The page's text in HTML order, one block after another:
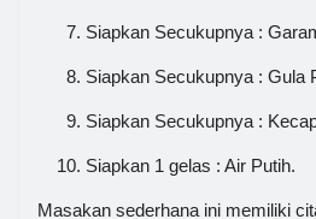
Siapkan Secukupnya :
Siapkan Secukupnya : Gula
Siapkan Secukupnya :
Siapkan 1 gelas : Air Putih.
Masakan sederhana ini memiliki